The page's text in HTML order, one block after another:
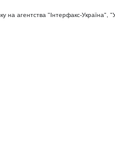
агентства "Iнтерфакс-Україна",